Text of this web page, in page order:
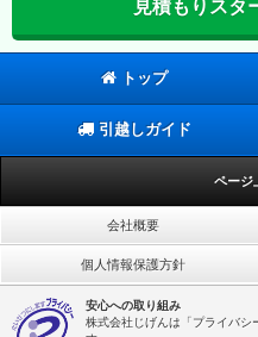
トップ
引越しガイド
ページ
会社概要
個人情報保護方針
安心への取り組み
株式会社じげんは「プライバシ